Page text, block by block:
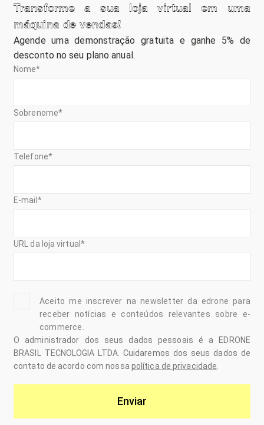
Transforme a sua loja virtual em uma
máquina de vendas!
Agende uma demonstração gratuita e ganhe 5% de
desconto no seu plano anual.
Nome*
Sobrenome*
Telefone*
E-mail *
URL da loja virtual *
Aceito me inscrever na newsletter da edrone para
receber notícias e conteúdos relevantes sobre e-
commerce.
O administrador dos seus dados pessoais é a EDRONE
BRASIL TECNOLOGIA LTDA. Cuidaremos dos seus dados de
contato de acordo com nossa política de privacidade.
Enviar